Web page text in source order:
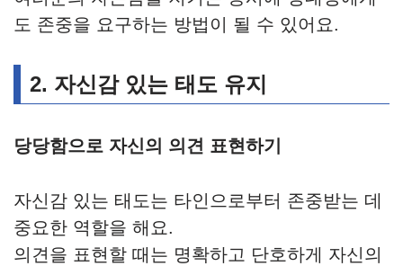
도 존중을 요구하는 방법이 될 수 있어요.
2. 자신감 있는 태도 유지
당당함으로 자신의 의견 표현하기
자신감 있는 태도는 타인으로부터 존중받는 데
중요한 역할을 해요.
의견을 표현할 때는 명확하고 단호하게 자신의